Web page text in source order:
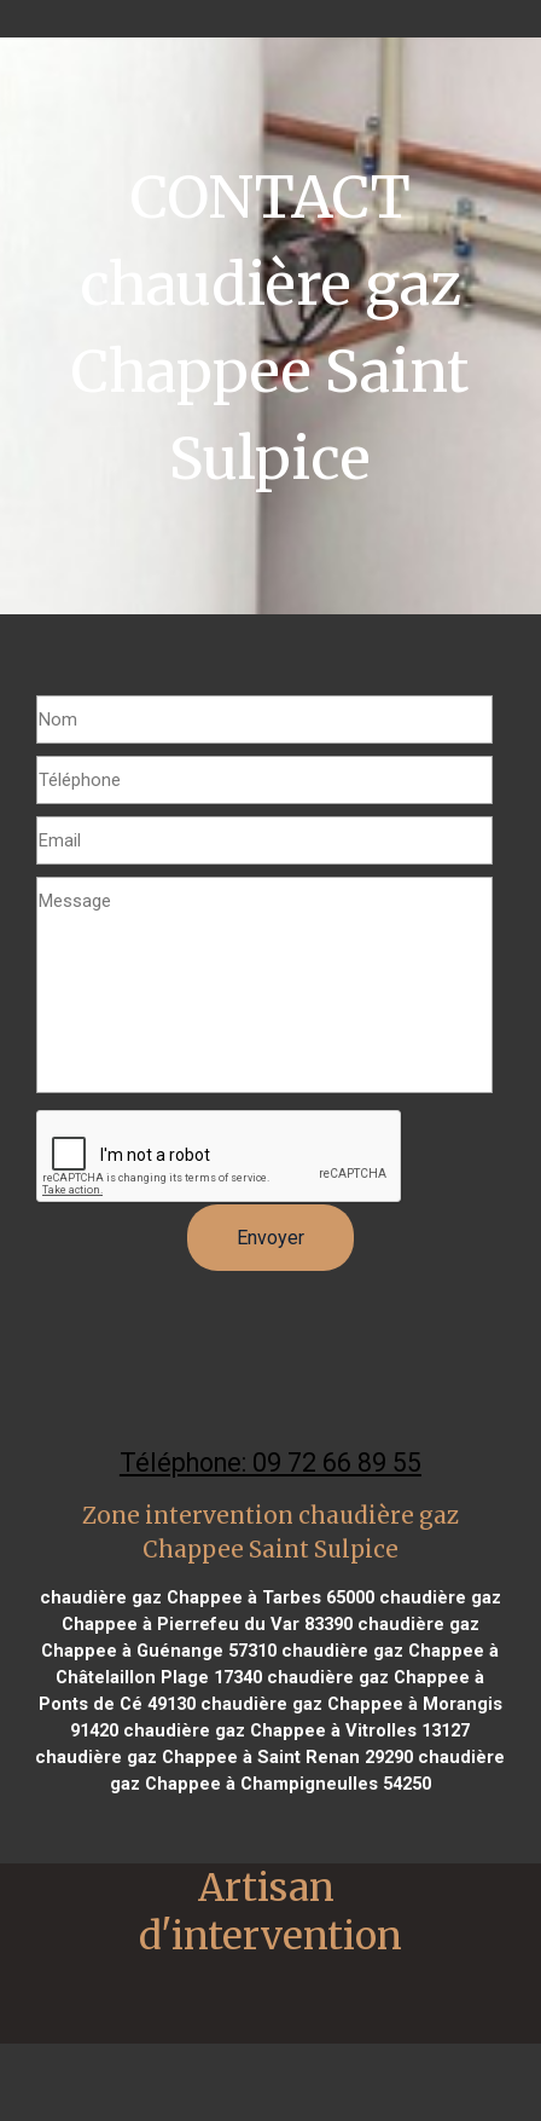
CONTACT
chaudière gaz
Chappee Saint
Sulpice
Téléphone: 09 72 66 89 55
Zone intervention chaudière gaz
Chappee Saint Sulpice
chaudière gaz Chappee à Tarbes 65000chaudière gaz
Chappee à Pierrefeu du Var 83390chaudière gaz
Chappee à Guénange 57310 chaudière gaz Chappee à
Châtelaillon Plage 17340 chaudière gaz Chappee à
Ponts de Cé 49130chaudière gaz Chappee à Morangis
91420 chaudière gaz Chappee à Vitrolles 13127
chaudière gaz Chappee à Saint Renan 29290 chaudière
gaz Chappee à Champigneulles 54250
Artisan
d'intervention